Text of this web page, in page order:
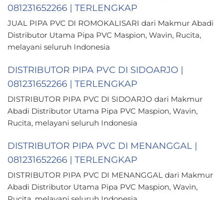
081231652266 | TERLENGKAP
JUAL PIPA PVC DI ROMOKALISARI dari Makmur Abadi
Distributor Utama Pipa PVC Maspion, Wavin, Rucita,
melayani seluruh Indonesia
DISTRIBUTOR PIPA PVC DI SIDOARJO |
081231652266 | TERLENGKAP
DISTRIBUTOR PIPA PVC DI SIDOARJO dari Makmur
Abadi Distributor Utama Pipa PVC Maspion, Wavin,
Rucita, melayani seluruh Indonesia
DISTRIBUTOR PIPA PVC DI MENANGGAL |
081231652266 | TERLENGKAP
DISTRIBUTOR PIPA PVC DI MENANGGAL dari Makmur
Abadi Distributor Utama Pipa PVC Maspion, Wavin,